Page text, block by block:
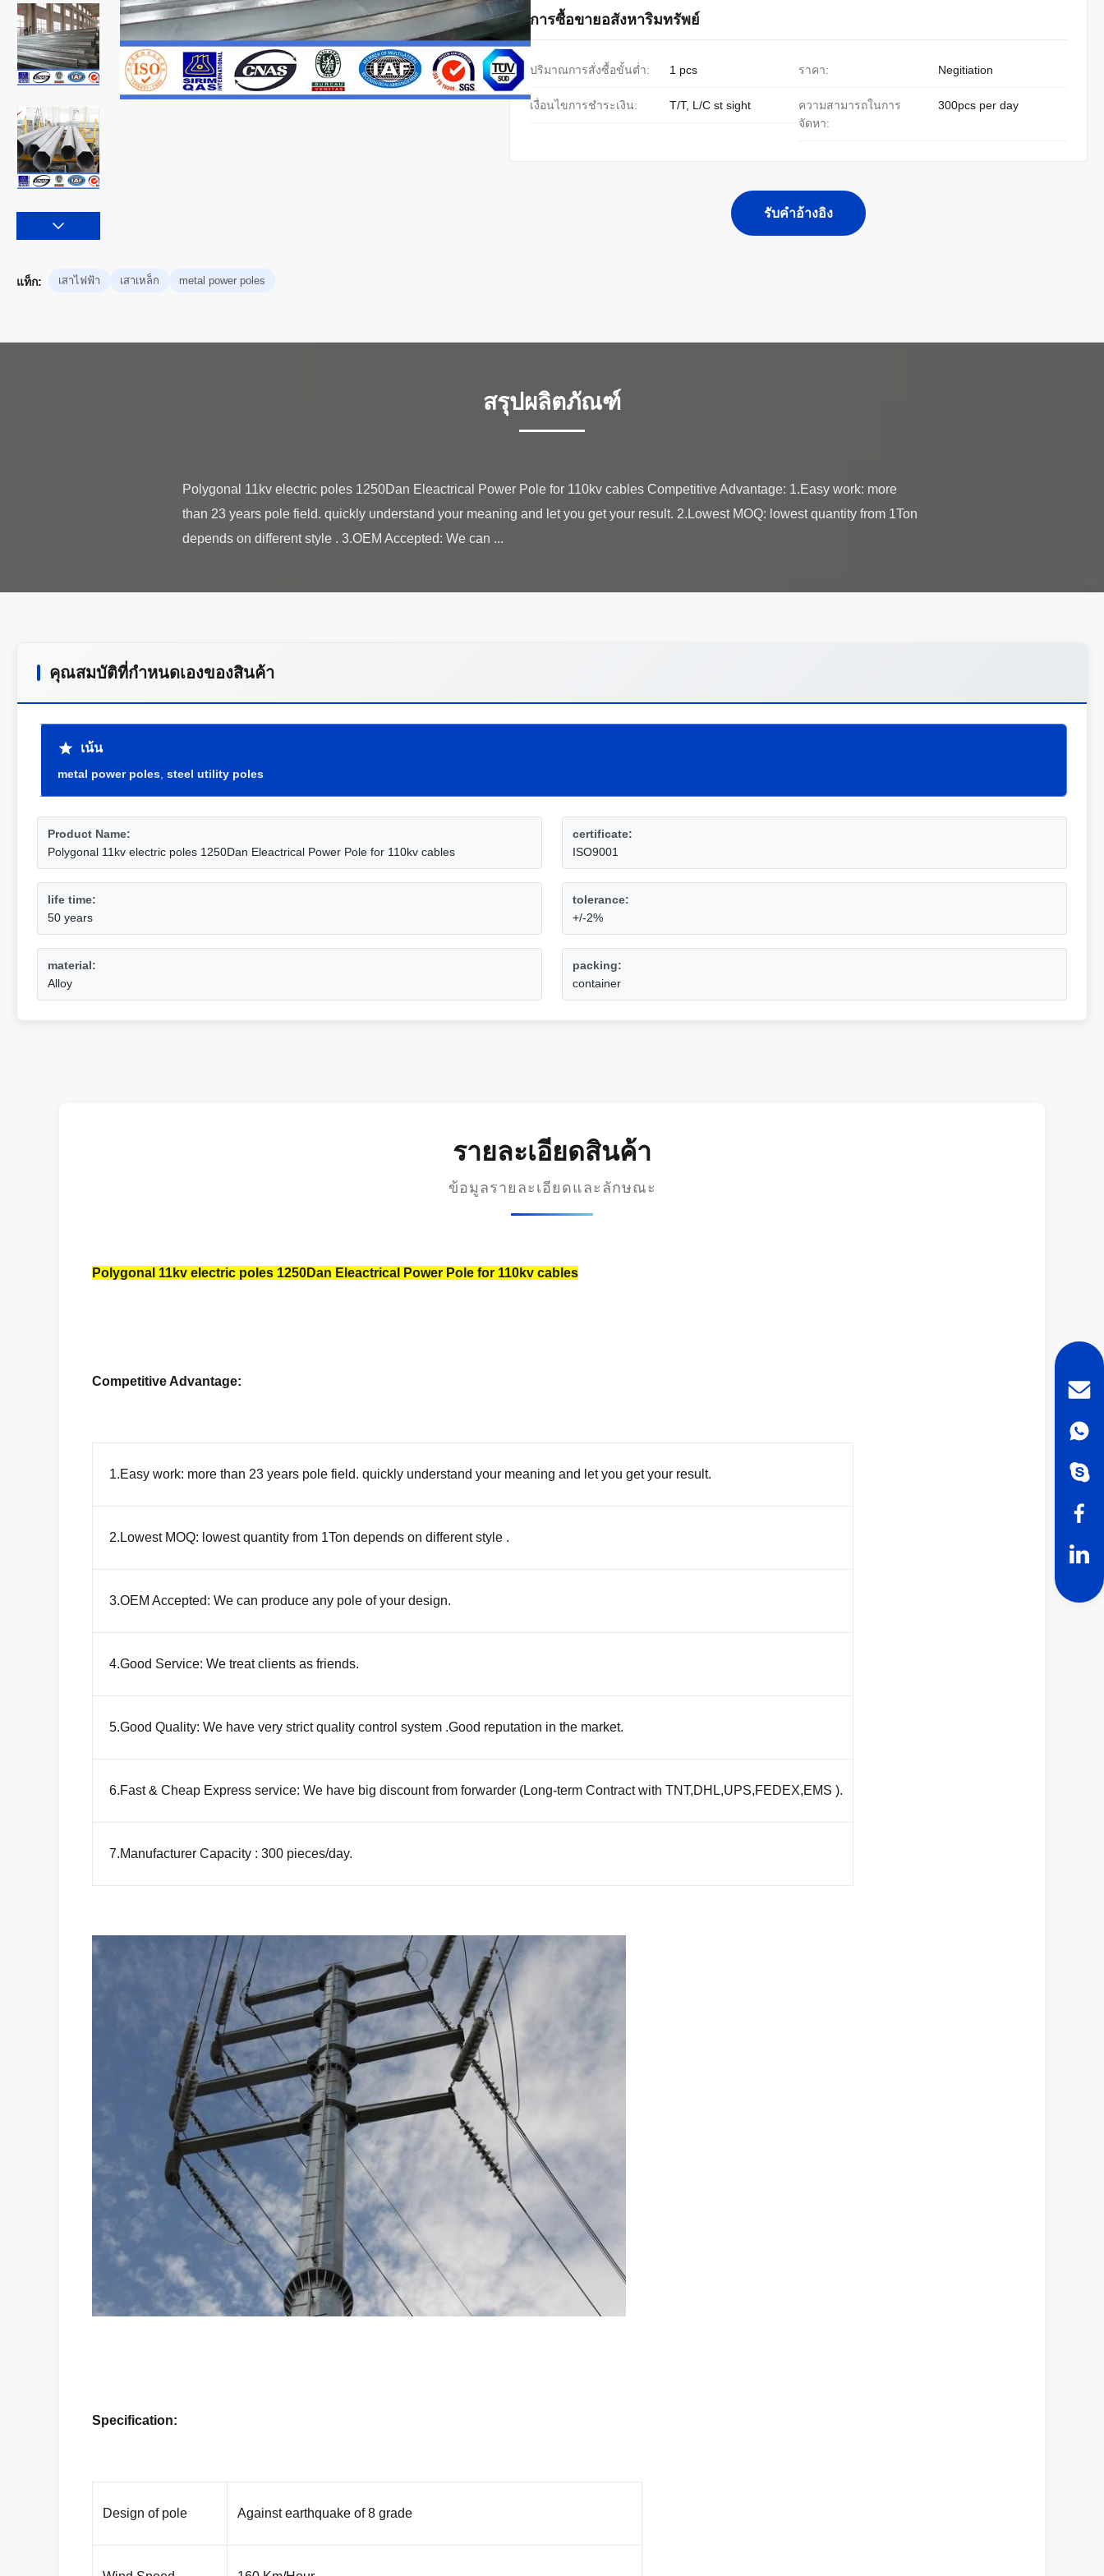
การซื้อขายอสังหาริมทรัพย์
ปริมาณการสั่งซื้อขั้นต่ำ: 1 pcs ราคา: Negitiation
เงื่อนไขการชำระเงิน: T/T, L/C st sight
ความสามารถในการ
จัดหา:
300pcs per day
รับคําอ้างอิง
แท็ก: เสาไฟฟ้า เสาเหล็ก metal power poles
สรุปผลิตภัณฑ์
Polygonal 11kv electric poles 1250Dan Eleactrical Power Pole for 110kv cables Competitive Advantage: 1.Easy work: more
than 23 years pole field. quickly understand your meaning and let you get your result. 2.Lowest MOQ: lowest quantity from 1Ton
คุณสมบัติที่กําหนดเองของสินค้า
เน้น
metal power poles steel utility poles
Product Name:
Polygonal 11kv electric poles 1250Dan Eleactrical Power Pole for 110kv cables
certificate:
ISO9001
life time:
50 years
tolerance:
+/-2%
material:
Alloy
packing:
container
รายละเอียดสินค้า
ข้อมูลรายละเอียดและลักษณะ
Polygonal 11kv electric poles 1250Dan Eleactrical Power Pole for 110kv cables
Competitive Advantage:
1.Easy work: more than 23 years pole field. quickly understand your meaning and let you get your result.
2.Lowest MOQ: lowest quantity from 1Ton depends on different style .
3.OEM Accepted: We can produce any pole of your design.
4.Good Service: We treat clients as friends.
5.Good Quality: We have very strict quality control system .Good reputation in the market.
6.Fast & Cheap Express service: We have big discount from forwarder (Long-term Contract with TNT,DHL,UPS,FEDEX,EMS ).
7.Manufacturer Capacity : 300 pieces/day.
Specification:
Design of pole Against earthquake of 8 grade